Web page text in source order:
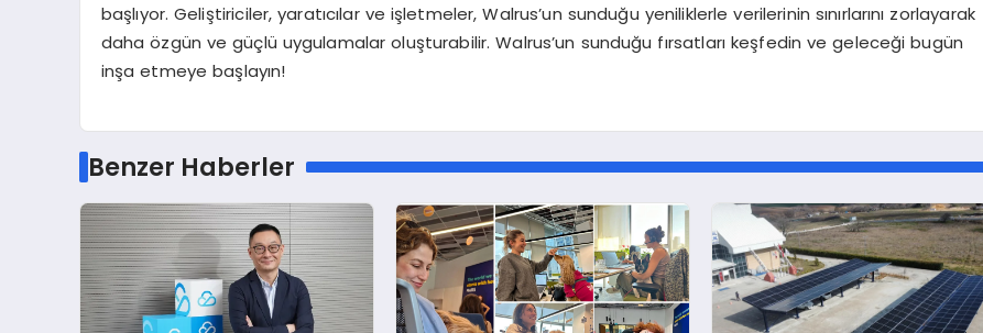
başlıyor. Geliştiriciler, yaratıcılar ve işletmeler, Walrus’un sunduğu yeniliklerle verilerinin sınırlarını zorlayarak
daha özgün ve güçlü uygulamalar oluşturabilir. Walrus’un sunduğu fırsatları keşfedin ve geleceği bugün
inşa etmeye başlayın!
Benzer Haberler